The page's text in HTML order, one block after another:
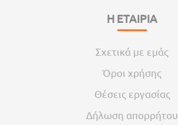
Η ΕΤΑΙΡΙΑ
Σχετικά με εμάς
Όροι χρήσης
Θέσεις εργασίας
Δήλωση απορρήτου